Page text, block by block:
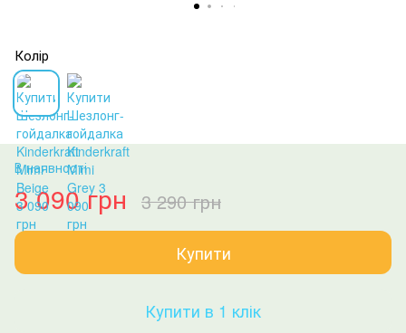
Колір
В наявності
3 090 грн 3 290 грн
Купити
Купити в 1 клік